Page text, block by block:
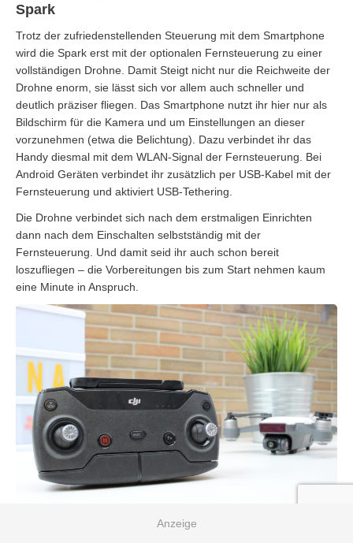
Spark
Trotz der zufriedenstellenden Steuerung mit dem Smartphone
wird die Spark erst mit der optionalen Fernsteuerung zu einer
vollständigen Drohne. Damit Steigt nicht nur die Reichweite der
Drohne enorm, sie lässt sich vor allem auch schneller und
deutlich präziser fliegen. Das Smartphone nutzt ihr hier nur als
Bildschirm für die Kamera und um Einstellungen an dieser
vorzunehmen (etwa die Belichtung). Dazu verbindet ihr das
Handy diesmal mit dem WLAN-Signal der Fernsteuerung. Bei
Android Geräten verbindet ihr zusätzlich per USB-Kabel mit der
Fernsteuerung und aktiviert USB-Tethering.
Die Drohne verbindet sich nach dem erstmaligen Einrichten
dann nach dem Einschalten selbstständig mit der
Fernsteuerung. Und damit seid ihr auch schon bereit
loszufliegen – die Vorbereitungen bis zum Start nehmen kaum
eine Minute in Anspruch.